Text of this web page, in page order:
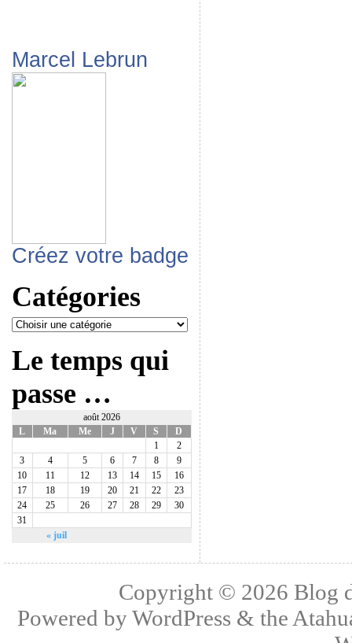
Marcel Lebrun
Créez votre badge
Catégories
Le temps qui
passe …
août 2026
L
Ma Me J V S D
« juil
1
2
3
4 5 6 7 8
9
10
11 12 13 14 15
16
17
18 19 20 21 22
23
24
25 26 27 28 29
30
31
Copyright © 2026 Blog
Powered byWordPress & the